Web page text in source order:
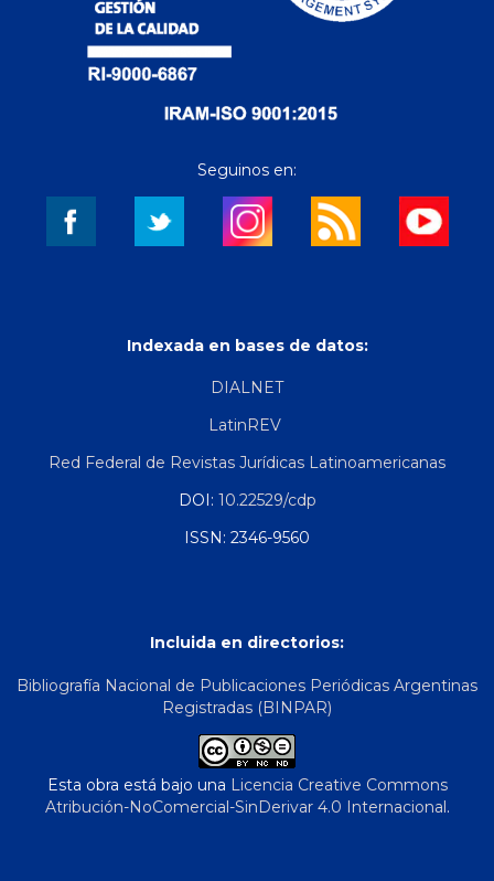
Seguinos en:
Indexada en bases de datos:
DIALNET
LatinREV
Red Federal de Revistas Jurídicas Latinoamericanas
DOI: 10.22529/cdp
ISSN: 2346-9560
Incluida en directorios:
Bibliografía Nacional de Publicaciones Periódicas Argentinas
Registradas (BINPAR)
Esta obra está bajo una Licencia Creative Commons
Atribución-NoComercial-SinDerivar 4.0 Internacional.